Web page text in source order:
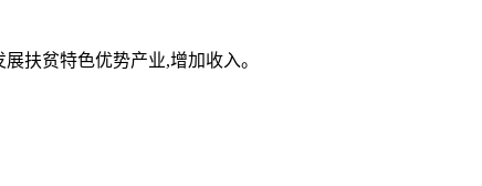
扶贫特色优势产业,增加收入。